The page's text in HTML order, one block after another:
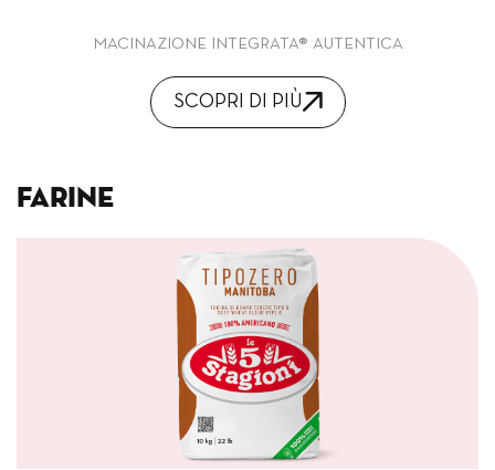
MACINAZIONE INTEGRATA® AUTENTICA
SCOPRI DI PIÙ
Farine